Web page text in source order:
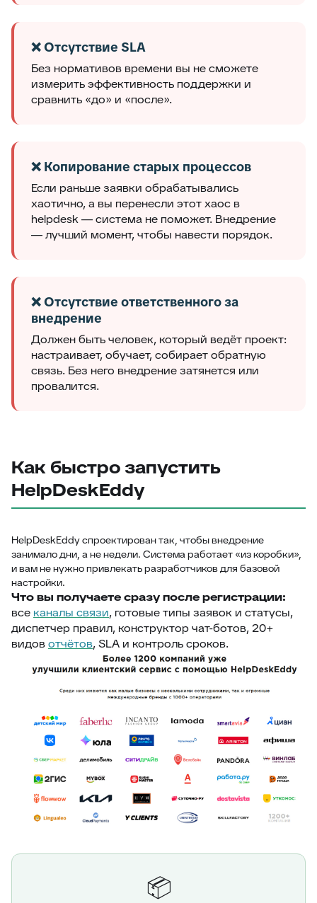
❌ Отсутствие SLA
Без нормативов времени вы не сможете
измерить эффективность поддержки и
сравнить «до» и «после».
❌ Копирование старых процессов
Если раньше заявки обрабатывались
хаотично, а вы перенесли этот хаос в
helpdesk — система не поможет. Внедрение
— лучший момент, чтобы навести порядок.
❌ Отсутствие ответственного за
внедрение
Должен быть человек, который ведёт проект:
настраивает, обучает, собирает обратную
связь. Без него внедрение затянется или
провалится.
Как быстро запустить
HelpDeskEddy
HelpDeskEddy спроектирован так, чтобы внедрение
занимало дни, а не недели. Система работает «из коробки»,
и вам не нужно привлекать разработчиков для базовой
настройки.
Что вы получаете сразу после регистрации:
все каналы связи, готовые типы заявок и статусы,
диспетчер правил, конструктор чат-ботов, 20+
видовотчётов, SLA и контроль сроков.
📦